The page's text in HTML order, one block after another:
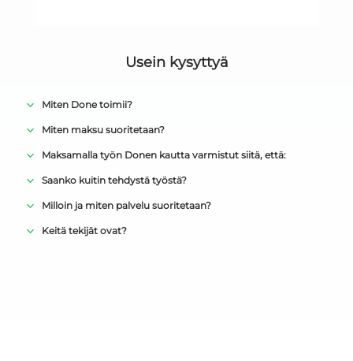
Usein kysyttyä
Miten Done toimii?
Miten maksu suoritetaan?
Maksamalla työn Donen kautta varmistut siitä, että:
Saanko kuitin tehdystä työstä?
Milloin ja miten palvelu suoritetaan?
Keitä tekijät ovat?